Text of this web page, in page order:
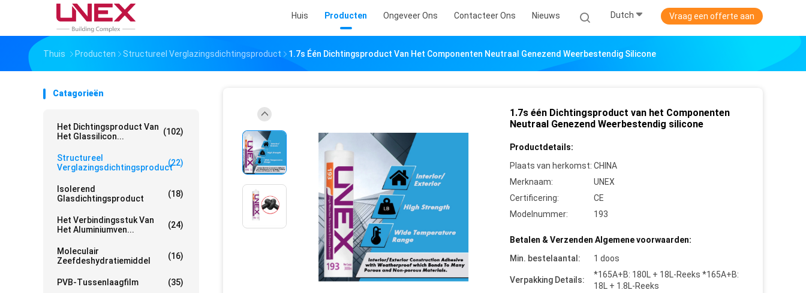
Huis Producten Ongeveer Ons Contacteer Ons Nieuws Dutch Vraag een offerte aan
Thuis Producten Structureel Verglazingsdichtingsproduct 1.7s Één Dichtingsproduct Van Het Componenten Neutraal Genezend Weerbestendig Silicone
Catagorieën
Het Dichtingsproduct Van
Het Glassilicon...
(102)
Structureel
Verglazingsdichtingsproduct(22)
Isolerend
Glasdichtingsproduct
(18)
Het Verbindingsstuk Van
Het Aluminiumven...
(24)
Moleculair
Zeefdeshydratiemiddel
(16)
PVB-Tussenlaagfilm (35)
1.7s één Dichtingsproduct van het Componenten
Neutraal Genezend Weerbestendig silicone
Productdetails:
Plaats van herkomst: CHINA
Merknaam:
UNEX
Certificering:
CE
Modelnummer:
193
Betalen & Verzenden Algemene voorwaarden:
Min. bestelaantal:
1 doos
Verpakking Details:
*165A+B: 180L + 18L-Reeks *165A+B:
18L + 1.8L-Reeks